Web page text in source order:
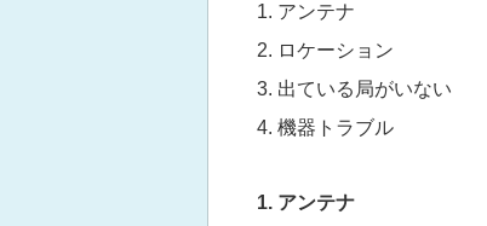
1. アンテナ
2. ロケーション
3. 出ている局がいない
4. 機器トラブル
1. アンテナ